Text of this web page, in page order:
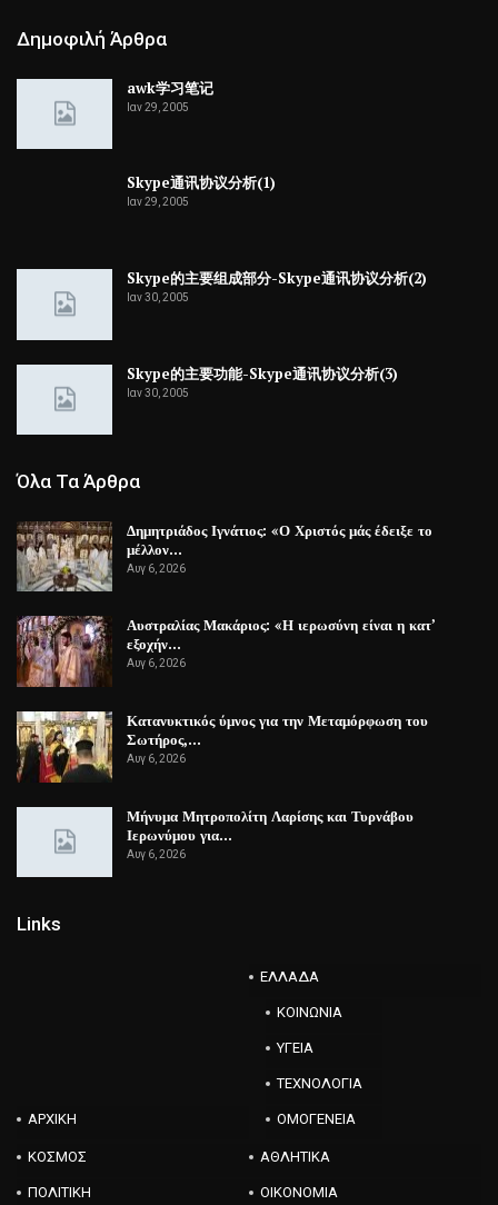
Δημοφιλή Άρθρα
awk学习笔记
Ιαν 29, 2005
Skype通讯协议分析(1)
Ιαν 29, 2005
Skype的主要组成部分-Skype通讯协议分析(2)
Ιαν 30, 2005
Skype的主要功能-Skype通讯协议分析(3)
Ιαν 30, 2005
Όλα Τα Άρθρα
Δημητριάδος Ιγνάτιος: «Ο Χριστός μάς έδειξε το
μέλλον…
Αυγ 6, 2026
Αυστραλίας Μακάριος: «Η ιερωσύνη είναι η κατ’
εξοχήν…
Αυγ 6, 2026
Κατανυκτικός ύμνος για την Μεταμόρφωση του
Σωτήρος,…
Αυγ 6, 2026
Μήνυμα Μητροπολίτη Λαρίσης και Τυρνάβου
Ιερωνύμου για…
Αυγ 6, 2026
Links
ΑΡΧΙΚΗ
ΕΛΛΑΔΑ
ΚΟΙΝΩΝΙΑ
ΥΓΕΙΑ
ΤΕΧΝΟΛΟΓΙΑ
ΟΜΟΓΕΝΕΙΑ
ΚΟΣΜΟΣ ΑΘΛΗΤΙΚΑ
ΠΟΛΙΤΙΚΗ ΟΙΚΟΝΟΜΙΑ